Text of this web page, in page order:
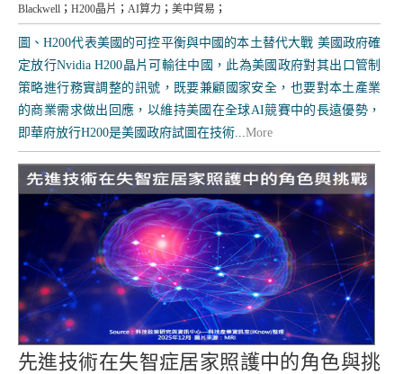
Blackwell ； H200晶片 ； AI算力 ； 美中貿易 ；
圖、H200代表美國的可控平衡與中國的本土替代大戰 美國政府確
定放行Nvidia H200晶片可輸往中國，此為美國政府對其出口管制
策略進行務實調整的訊號，既要兼顧國家安全，也要對本土產業
的商業需求做出回應，以維持美國在全球AI競賽中的長遠優勢，
即華府放行H200是美國政府試圖在技術...More
先進技術在失智症居家照護中的角色與挑